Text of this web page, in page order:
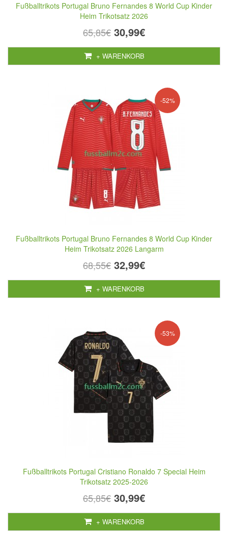
Fußballtrikots Portugal Bruno Fernandes 8 World Cup Kinder
Heim Trikotsatz 2026
65,85€ 30,99€
+ WARENKORB
-52%
Fußballtrikots Portugal Bruno Fernandes 8 World Cup Kinder
Heim Trikotsatz 2026 Langarm
68,55€ 32,99€
+ WARENKORB
-53%
Fußballtrikots Portugal Cristiano Ronaldo 7 Special Heim
Trikotsatz 2025-2026
65,85€ 30,99€
+ WARENKORB